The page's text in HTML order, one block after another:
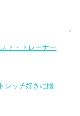
ト・トレーナー
レッチ好きに贈